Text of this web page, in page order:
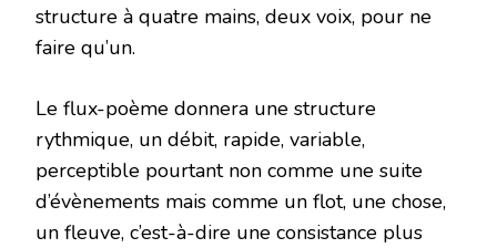
structure à quatre mains, deux voix, pour ne
faire qu’un.
Le flux-poème donnera une structure
rythmique, un débit, rapide, variable,
perceptible pourtant non comme une suite
d’évènements mais comme un flot, une chose,
un fleuve, c’est-à-dire une consistance plus